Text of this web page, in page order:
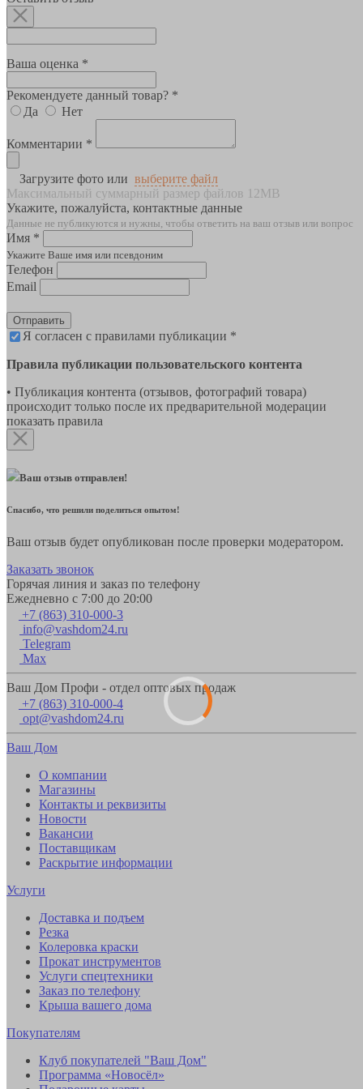
Ваша оценка *
Рекомендуете данный товар? *
Да
Нет
Комментарии *
Загрузите фото или выберите файл
Максимальный суммарный размер файлов 12MB
Укажите, пожалуйста, контактные данные
Данные не публикуются и нужны, чтобы ответить на ваш отзыв или вопрос
Имя *
Укажите Ваше имя или псевдоним
Телефон
Email
Отправить
Я согласен с правилами публикации *
Правила публикации пользовательского контента
• Публикация контента (отзывов, фотографий товара)
происходит только после их предварительной модерации
показать правила
Ваш отзыв отправлен!
Спасибо, что решили поделиться опытом!
Ваш отзыв будет опубликован после проверки модератором.
Заказать звонок
Горячая линия и заказ по телефону
Ежедневно с 7:00 до 20:00
+7 (863) 310-000-3
info@vashdom24.ru
Telegram
Max
Ваш Дом Профи - отдел оптовых продаж
+7 (863) 310-000-4
opt@vashdom24.ru
Ваш Дом
О компании
Магазины
Контакты и реквизиты
Новости
Вакансии
Поставщикам
Раскрытие информации
Услуги
Доставка и подъем
Резка
Колеровка краски
Прокат инструментов
Услуги спецтехники
Заказ по телефону
Крыша вашего дома
Покупателям
Клуб покупателей "Ваш Дом"
Программа «Новосёл»